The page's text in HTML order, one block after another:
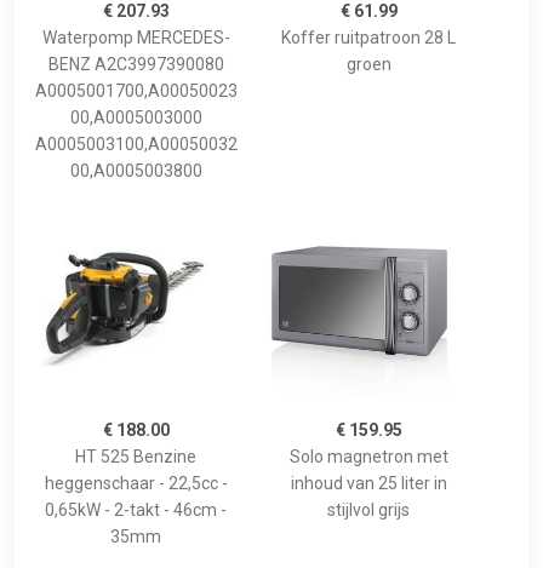
€ 207.93
Waterpomp MERCEDES-
BENZ A2C3997390080
A0005001700,A00050023
00,A0005003000
A0005003100,A00050032
00,A0005003800
€ 61.99
Koffer ruitpatroon 28 L
groen
€ 188.00
HT 525 Benzine
heggenschaar - 22,5cc -
0,65kW - 2-takt - 46cm -
35mm
€ 159.95
Solo magnetron met
inhoud van 25 liter in
stijlvol grijs